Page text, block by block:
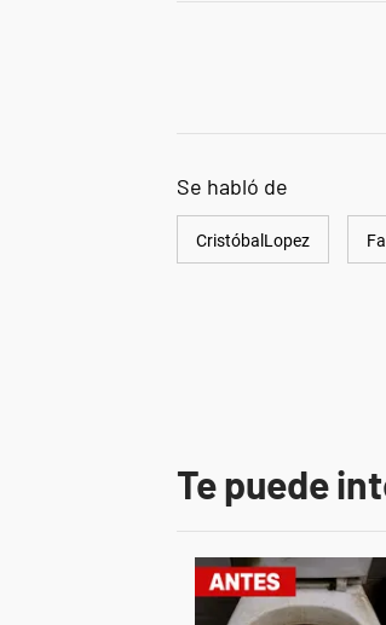
Se habló de
CristóbalLopez
Te puede